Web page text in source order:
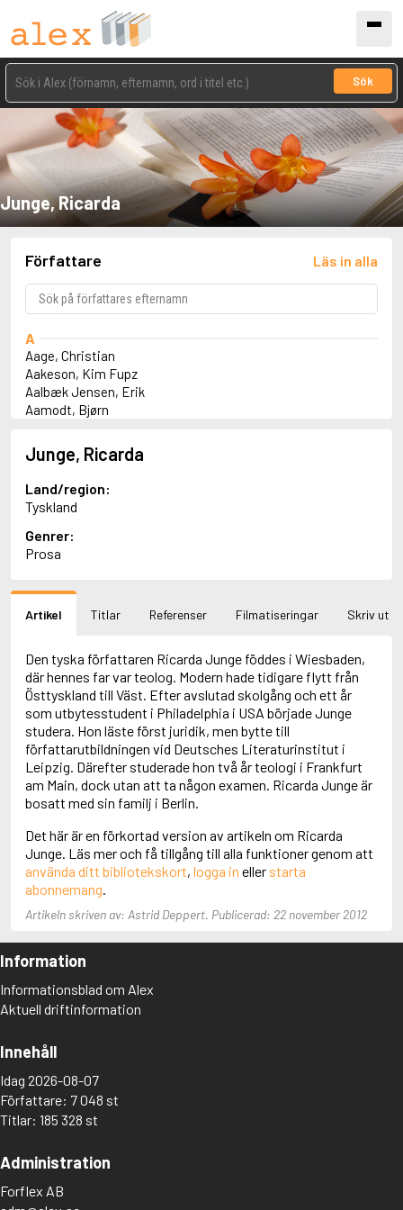
Sök
Junge, Ricarda
Författare Läs in alla
A
Aage, Christian
Aakeson, Kim Fupz
Aalbæk Jensen, Erik
Aamodt, Bjørn
Abbey, Kieran
Abbot, Anthony
Abbott, John
Abbott, Megan
Abdel-Fattah, Randa
Abdolah, Kader
Abé, Kobo
Abele, Inga
Abgarjan, Narine
Abrahams, Peter (f. 1919)
Abrahams, Peter (f. 1947)
Abrahamson, Emmy
Abse, Dannie
Abu-Jaber, Diana
Abulhawa, Susan
Aburas, Lone
Achebe, Chinua
Achmatova, Anna
Ackebo, Lena
Acker, Kathy
Ackroyd, Peter
Adam de la Halle
Adamov, Arthur
Adams, Jane
Adams, Richard
Adbåge, Emma
Adichie, Chimamanda Ngozi
Adiga, Aravind
Adler-Olsen, Jussi
Adlerbeth, Gudmund Jöran
Adnan, Etel
Adolfsson, Evert
Adolfsson, Gunnar
Adolfsson, Josefine
Junge, Ricarda
Land/region:
Tyskland
Genrer:
Prosa
Artikel Titlar Referenser Filmatiseringar Skriv ut
Den tyska författaren Ricarda Junge föddes i Wiesbaden,
där hennes far var teolog. Modern hade tidigare flytt från
Östtyskland till Väst. Efter avslutad skolgång och ett år
som utbytesstudent i Philadelphia i USA började Junge
studera. Hon läste först juridik, men bytte till
författarutbildningen vid Deutsches Literaturinstitut i
Leipzig. Därefter studerade hon två år teologi i Frankfurt
am Main, dock utan att ta någon examen. Ricarda Junge är
bosatt med sin familj i Berlin.
Det här är en förkortad version av artikeln om Ricarda
Junge. Läs mer och få tillgång till alla funktioner genom att
använda ditt bibliotekskort, logga in eller starta
abonnemang.
Artikeln skriven av: Astrid Deppert. Publicerad: 22 november 2012
Information
Informationsblad om Alex
Aktuell driftinformation
Innehåll
Idag 2026-08-07
Författare: 7 048 st
Titlar: 185 328 st
Administration
Forflex AB